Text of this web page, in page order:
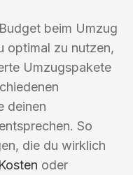
beim Umzug
optimal zu nutzen,
Umzugspakete
deinen
So
die du wirklich
Kosten oder